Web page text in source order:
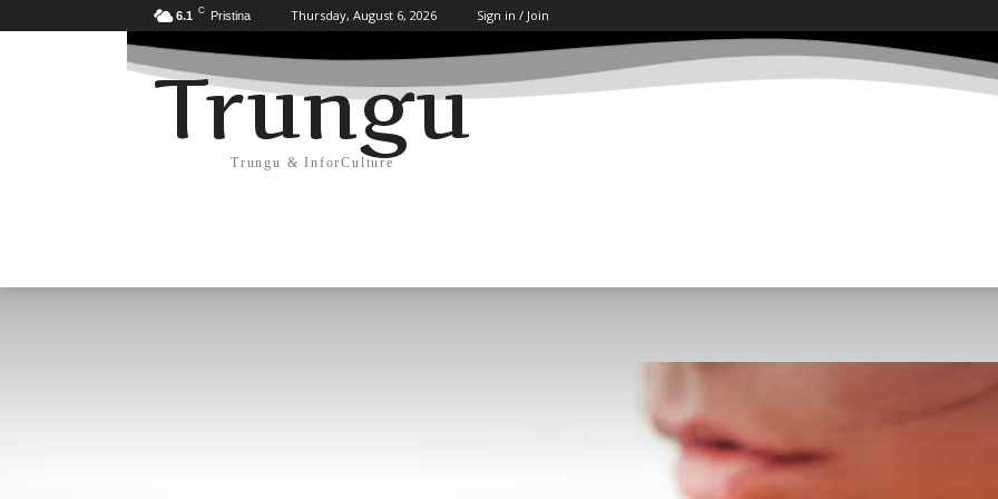
6.1 C Pristina Thursday, August 6, 2026 Sign in / Join
Trungu
Trungu & InforCulture